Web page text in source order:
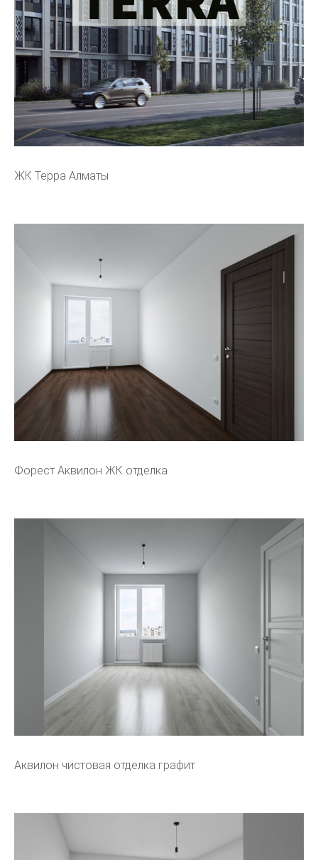
ЖК Терра Алматы
Форест Аквилон ЖК отделка
Аквилон чистовая отделка графит